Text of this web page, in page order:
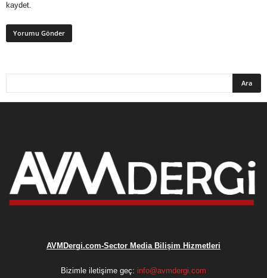
kaydet.
AVMDergi.com-Sector Media Bilişim Hizmetleri
Bizimle iletişime geç: info@avmdergi.com